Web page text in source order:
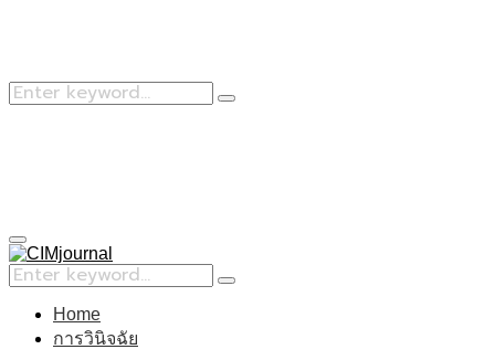
Search
Search
Primary
Menu
Search
for:
Search
Home
การวินิจฉัย